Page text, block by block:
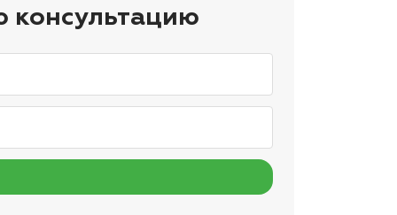
консультацию